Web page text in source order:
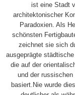
ist eine Stadt
architektonischer
Paradoxien. Als
schönsten
zeichnet sie sich
ausgeprägte städtische
die auf der
und der russischen
basiert.Nie wurde